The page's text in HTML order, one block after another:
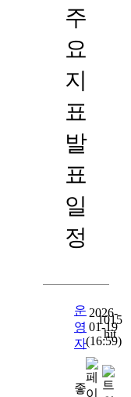
주
요
지
표
발
표
일
정
운
영
자
2026-
01-19
(16:59)
1015
hit
좋